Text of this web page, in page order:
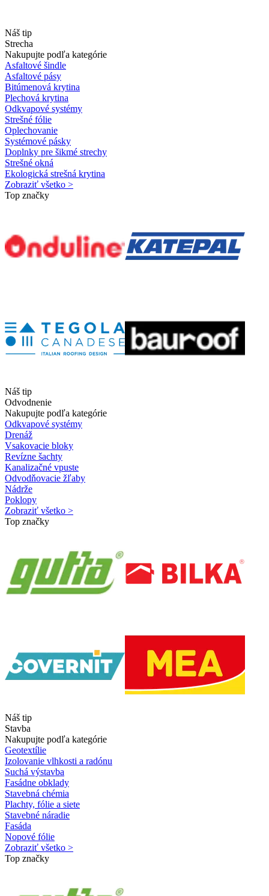
Náš tip
Strecha
Nakupujte podľa kategórie
Asfaltové šindle
Asfaltové pásy
Bitúmenová krytina
Plechová krytina
Odkvapové systémy
Strešné fólie
Oplechovanie
Systémové pásky
Doplnky pre šikmé strechy
Strešné okná
Ekologická strešná krytina
Zobraziť všetko >
Top značky
Náš tip
Odvodnenie
Nakupujte podľa kategórie
Odkvapové systémy
Drenáž
Vsakovacie bloky
Revízne šachty
Kanalizačné vpuste
Odvodňovacie žľaby
Nádrže
Poklopy
Zobraziť všetko >
Top značky
Náš tip
Stavba
Nakupujte podľa kategórie
Geotextílie
Izolovanie vlhkosti a radónu
Suchá výstavba
Fasádne obklady
Stavebná chémia
Plachty, fólie a siete
Stavebné náradie
Fasáda
Nopové fólie
Zobraziť všetko >
Top značky